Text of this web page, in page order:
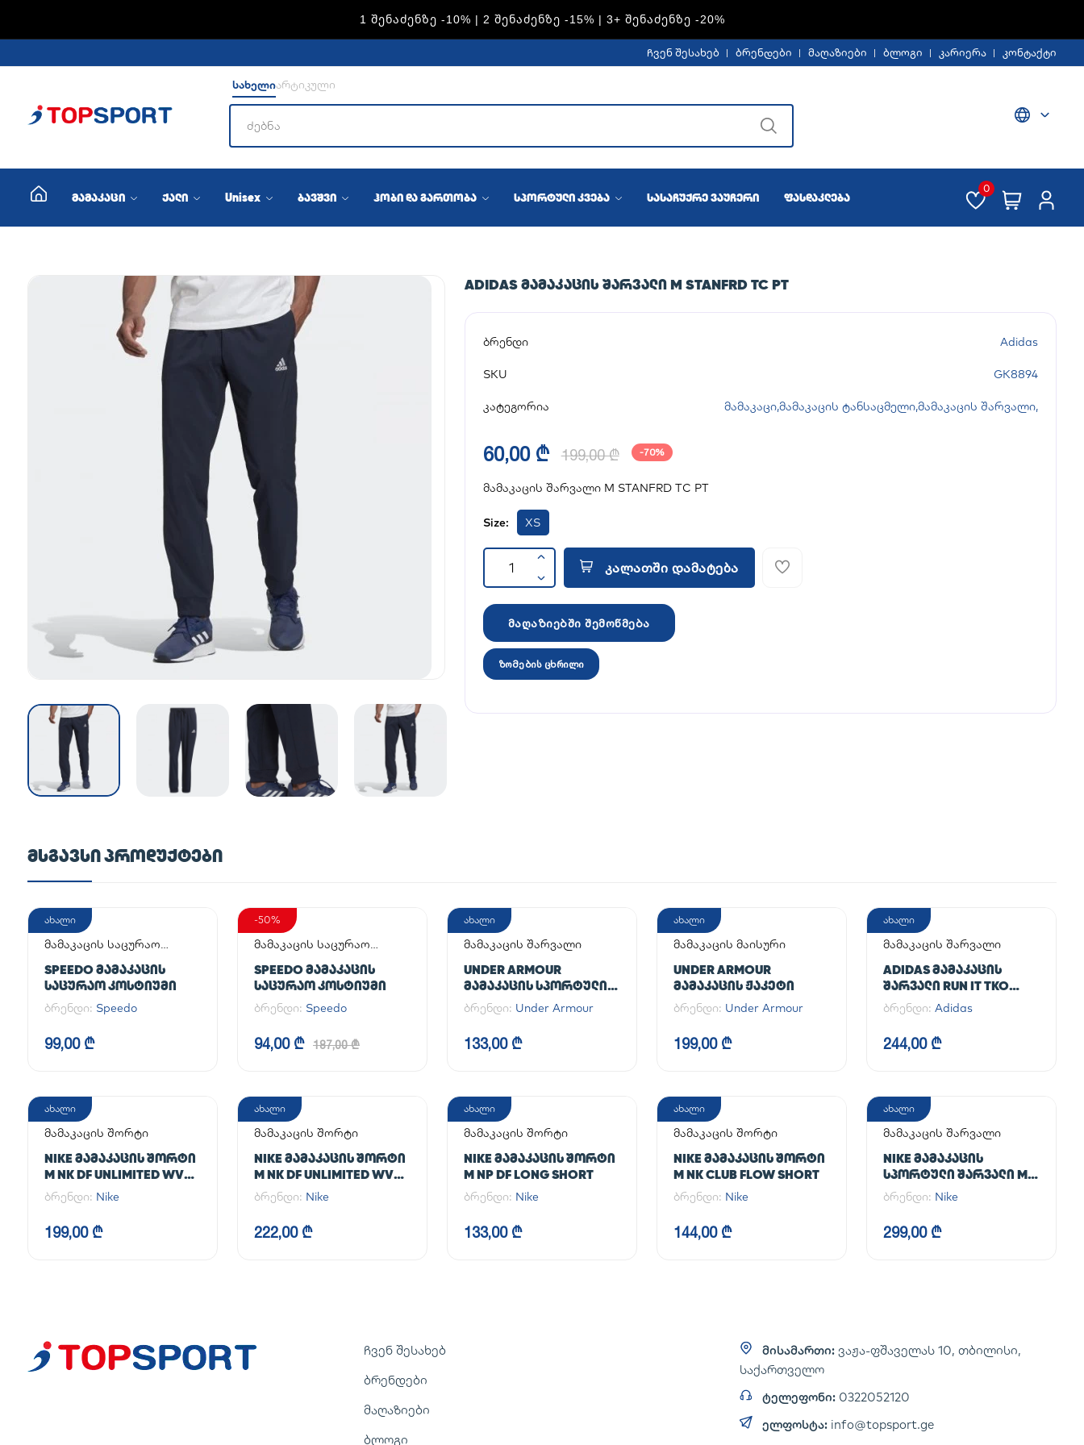
1 ᲨᲔᲜᲐᲫᲔᲜᲖᲔ -10% | 2 ᲨᲔᲜᲐᲫᲔᲜᲖᲔ -15% | 3+ ᲨᲔᲜᲐᲫᲔᲜᲖᲔ -20%
ჩვენ შესახებ ბრენდები მაღაზიები ბლოგი კარიერა კონტაქტი
სახელიარტიკული
მამაკაცი ქალი Unisex ბავშვი ჰობი და გართობა სპორტული კვება სასაჩუქრე ვაუჩერი ფასდაკლება
0
ADIDAS ᲛᲐᲛᲐᲙᲐᲪᲘᲡ ᲨᲐᲠᲕᲐᲚᲘ M STANFRD TC PT
ბრენდი Adidas
SKU GK8894
კატეგორია მამაკაცი,მამაკაცის ტანსაცმელი,მამაკაცის შარვალი,
60,00 ₾ 199,00 ₾ -70%
მამაკაცის შარვალი M STANFRD TC PT
Size: XS
კალათში დამატება
მაღაზიებში შემოწმება
ზომების ცხრილი
ᲛᲡᲒᲐᲕᲡᲘ ᲞᲠᲝᲓᲣᲥᲢᲔᲑᲘ
ახალი
მამაკაცის საცურაო
SPEEDO ᲛᲐᲛᲐᲙᲐᲪᲘᲡ
ᲡᲐᲪᲣᲠᲐᲝ ᲙᲝᲡᲢᲘᲣᲛᲘ
ბრენდი: Speedo
99,00 ₾
-50%
მამაკაცის საცურაო
SPEEDO ᲛᲐᲛᲐᲙᲐᲪᲘᲡ
ᲡᲐᲪᲣᲠᲐᲝ ᲙᲝᲡᲢᲘᲣᲛᲘ
ბრენდი: Speedo
94,00 ₾ 187,00 ₾
ახალი
მამაკაცის შარვალი
UNDER ARMOUR
ᲛᲐᲛᲐᲙᲐᲪᲘᲡ ᲡᲞᲝᲠᲢᲣᲚᲘ
ᲨᲐᲠᲕᲐᲚᲘ UA CG ARMOUR
LEGGINGS
ბრენდი: Under Armour
133,00 ₾
ახალი
მამაკაცის მაისური
UNDER ARMOUR
ᲛᲐᲛᲐᲙᲐᲪᲘᲡ ᲟᲐᲙᲔᲢᲘ
ბრენდი: Under Armour
199,00 ₾
ახალი
მამაკაცის შარვალი
ADIDAS ᲛᲐᲛᲐᲙᲐᲪᲘᲡ
ᲨᲐᲠᲕᲐᲚᲘ RUN IT TKO
PANT
ბრენდი: Adidas
244,00 ₾
ახალი
მამაკაცის შორტი
NIKE ᲛᲐᲛᲐᲙᲐᲪᲘᲡ ᲨᲝᲠᲢᲘ
M NK DF UNLIMITED WVN
7IN UL
ბრენდი: Nike
199,00 ₾
ახალი
მამაკაცის შორტი
NIKE ᲛᲐᲛᲐᲙᲐᲪᲘᲡ ᲨᲝᲠᲢᲘ
M NK DF UNLIMITED WVN
7IN 2IN1
ბრენდი: Nike
222,00 ₾
ახალი
მამაკაცის შორტი
NIKE ᲛᲐᲛᲐᲙᲐᲪᲘᲡ ᲨᲝᲠᲢᲘ
M NP DF LONG SHORT
ბრენდი: Nike
133,00 ₾
ახალი
მამაკაცის შორტი
NIKE ᲛᲐᲛᲐᲙᲐᲪᲘᲡ ᲨᲝᲠᲢᲘ
M NK CLUB FLOW SHORT
ბრენდი: Nike
144,00 ₾
ახალი
მამაკაცის შარვალი
NIKE ᲛᲐᲛᲐᲙᲐᲪᲘᲡ
ᲡᲞᲝᲠᲢᲣᲚᲘ ᲨᲐᲠᲕᲐᲚᲘ M
NK DF UNLIMITED PANT
TPR
ბრენდი: Nike
299,00 ₾
ჩვენ შესახებ
ბრენდები
მაღაზიები
ბლოგი
მისამართი: ვაჟა-ფშაველას 10, თბილისი,
საქართველო
ტელეფონი: 0322052120
ელფოსტა: info@topsport.ge